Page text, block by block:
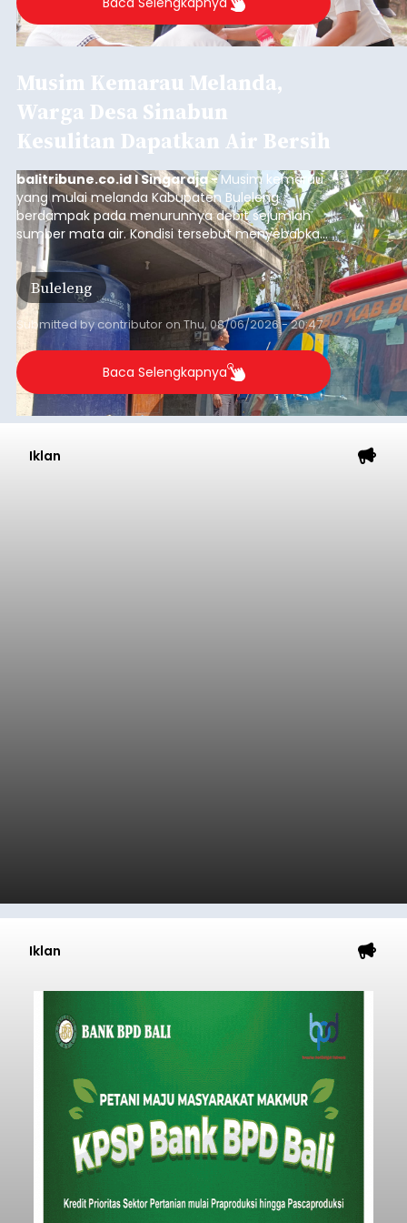
Badung
Baca Selengkapnya
Iklan
(Banggar) DPRD Tabanan mendesak pemerintah
daerah setempat untuk melakukan optimalisasi
Pendapatan Asli Daerah (PAD) pada tahun
anggaran 2027.
perlu karena APBD Tabanan pada 2027 diproyeksi
mengalami penurunan pendapatan, terutama
akibat pemangkasan dana Transfer Ke Luar
Daerah (TKD) dari pemerintah pusat.
Tabanan
Submitted by contributoron Thu, 08/06/2026 - 20:33
Baca Selengkapnya